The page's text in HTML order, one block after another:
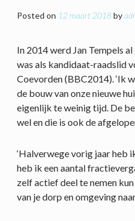
Posted on 12 maart 2018by
In 2014 werd Jan Tempels
was als kandidaat-raadslid
Coevorden (BBC2014). ‘Ik
de bouw van onze nieuwe
eigenlijk te weinig tijd. De
wel en die is ook de
‘Halverwege vorig jaar heb
heb ik een aantal
zelf actief deel te nemen
van je dorp en omgeving